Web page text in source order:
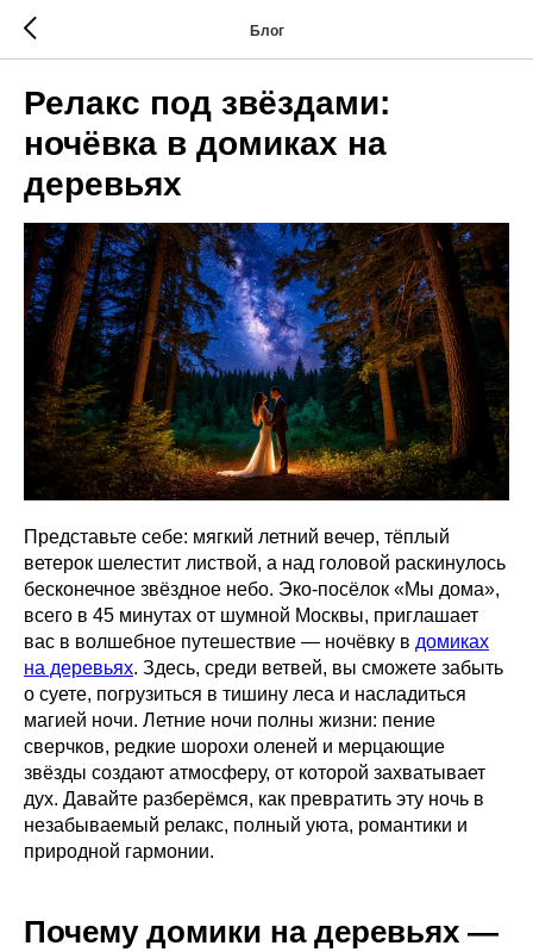
Блог
Релакс под звёздами:
ночёвка в домиках на
деревьях
Представьте себе: мягкий летний вечер, тёплый
ветерок шелестит листвой, а над головой раскинулось
бесконечное звёздное небо. Эко-посёлок «Мы дома»,
всего в 45 минутах от шумной Москвы, приглашает
вас в волшебное путешествие — ночёвку в домиках
на деревьях. Здесь, среди ветвей, вы сможете забыть
о суете, погрузиться в тишину леса и насладиться
магией ночи. Летние ночи полны жизни: пение
сверчков, редкие шорохи оленей и мерцающие
звёзды создают атмосферу, от которой захватывает
дух. Давайте разберёмся, как превратить эту ночь в
незабываемый релакс, полный уюта, романтики и
природной гармонии.
Почему домики на деревьях —